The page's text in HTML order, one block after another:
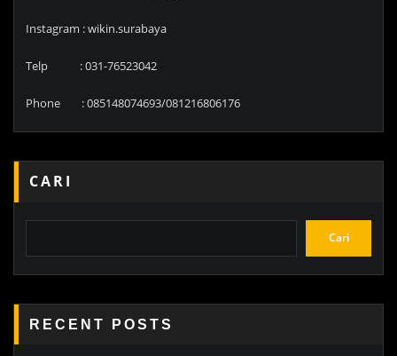
Instagram : wikin.surabaya
Telp : 031-76523042
Phone : 085148074693/081216806176
CARI
Cari
RECENT POSTS